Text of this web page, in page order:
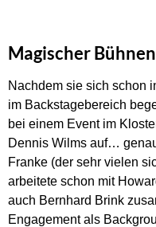
Magischer
Nachdem sie sich schon
im Backstagebereich
bei einem Event im
Dennis Wilms auf…
Franke (der sehr vielen
arbeitete schon mit
auch Bernhard Brink
Engagement als